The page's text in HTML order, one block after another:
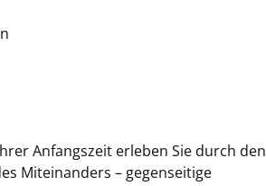
Anfangszeit erleben Sie durch den
Miteinanders – gegenseitige